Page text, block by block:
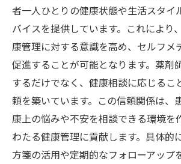
者一人ひとりの健康状態や生活スタイ
バイスを提供しています。これにより
康管理に対する意識を高め、セルフメ
促進することが可能となります。薬剤
するだけでなく、健康相談に応じるこ
頼を築いています。この信頼関係は、
康上の悩みや不安を相談できる環境を
わたる健康管理に貢献します。具体的
方箋の活用や定期的なフォローアップ